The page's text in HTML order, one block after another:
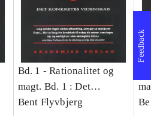
Bd. 1 -Rationalitet og
magt. Bd. 1 : Det
konkretes videnskab
Bent Flyvbjerg
Feedback